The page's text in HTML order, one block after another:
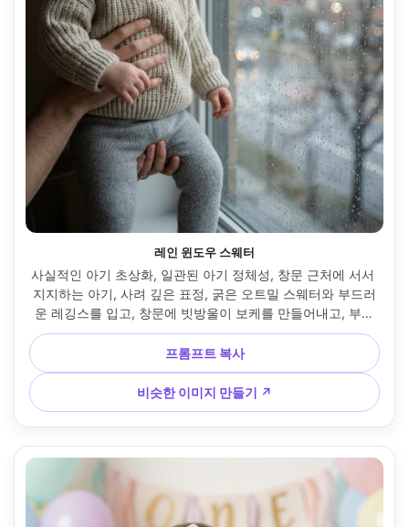
레인 윈도우 스웨터
사실적인 아기 초상화, 일관된 아기 정체성, 창문 근처에 서서
지지하는 아기, 사려 깊은 표정, 굵은 오트밀 스웨터와 부드러
운 레깅스를 입고, 창문에 빗방울이 보케를 만들어내고, 부드
러운 채우기가 있는 시원한 흐린 낮빛, 후지필름 GFX 100S,
80mm f/1.7, 3/4 바디 프레임, 부드러운 대비, 사실적인 피부
와 니트 질감, 조용한 컬러 팔레트, 조용한 반사 분위기 --ar
4:5
프롬프트 복사
비슷한 이미지 만들기 ↗